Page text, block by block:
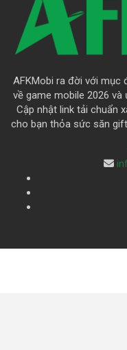
AFKMobi ra đời với mục
về game mobile 2026 và
Cập nhật link tải chuẩn
cho bạn thỏa sức săn